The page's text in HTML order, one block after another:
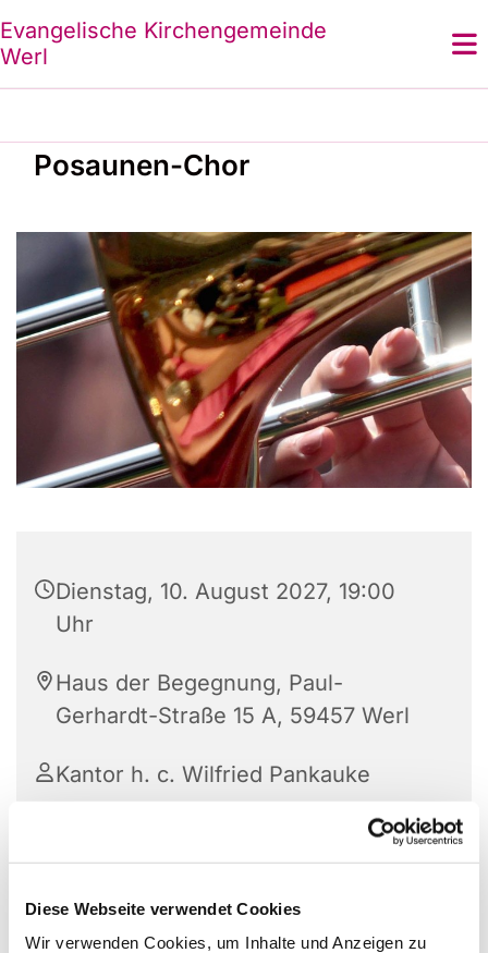
Diese Webseite verwendet Cookies
Wir verwenden Cookies, um Inhalte und Anzeigen zu
Evangelische Kirchengemeinde
Werl
Posaunen-Chor
Dienstag, 10. August 2027, 19:00
Uhr
Haus der Begegnung, Paul-
Gerhardt-Straße 15 A, 59457 Werl
Kantor h. c. Wilfried Pankauke